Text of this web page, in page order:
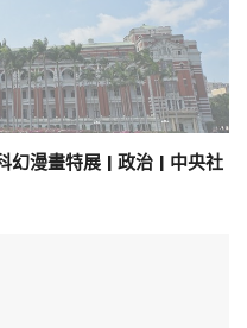
漫畫特展 | 政治 | 中央社